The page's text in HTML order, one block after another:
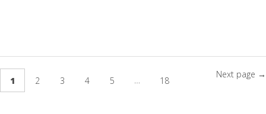
1 2 3 4 5 … 18
Next page →